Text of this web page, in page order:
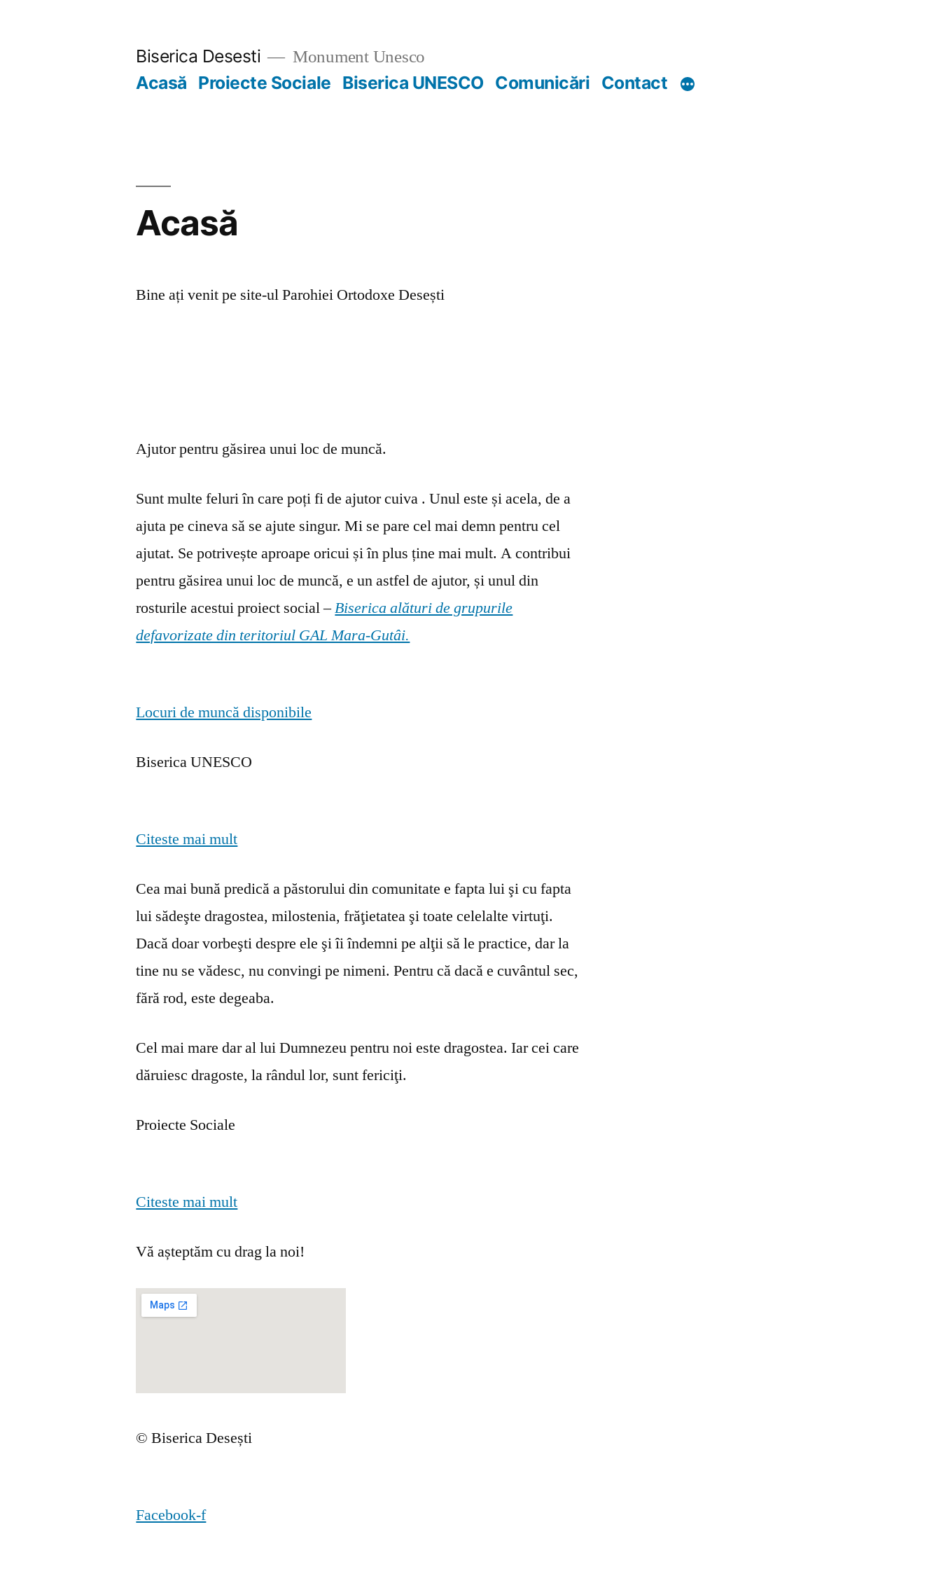
Biserica Desesti Monument Unesco
Acasă Proiecte Sociale Biserica UNESCO Comunicări Contact
Acasă
Bine ați venit pe site-ul Parohiei Ortodoxe Desești
Ajutor pentru găsirea unui loc de muncă.
Sunt multe feluri în care poți fi de ajutor cuiva . Unul este și acela, de a
ajuta pe cineva să se ajute singur. Mi se pare cel mai demn pentru cel
ajutat. Se potrivește aproape oricui și în plus ține mai mult. A contribui
pentru găsirea unui loc de muncă, e un astfel de ajutor, și unul din
rosturile acestui proiect social –Biserica alături de grupurile
defavorizate din teritoriul GAL Mara-Gutâi.
Locuri de muncă disponibile
Biserica UNESCO
Citeste mai mult
Cea mai bună predică a păstorului din comunitate e fapta lui şi cu fapta
lui sădeşte dragostea, milostenia, frăţietatea şi toate celelalte virtuţi.
Dacă doar vorbeşti despre ele şi îi îndemni pe alţii să le practice, dar la
tine nu se vă­desc, nu convingi pe nimeni. Pentru că dacă e cuvântul sec,
fără rod, este degeaba.
Cel mai mare dar al lui Dumnezeu pentru noi este dragostea. Iar cei care
dăruiesc dragoste, la rândul lor, sunt fericiţi.
Proiecte Sociale
Citeste mai mult
Vă așteptăm cu drag la noi!
© Biserica Desești
Facebook-f